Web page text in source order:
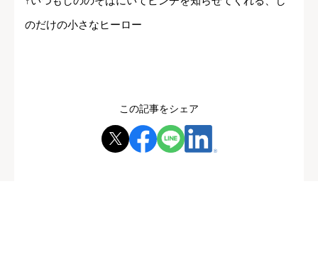
のだけの小さなヒーロー
この記事をシェア